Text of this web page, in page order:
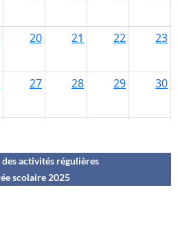
activités régulières
scolaire 2025